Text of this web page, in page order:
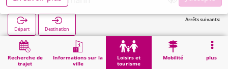
Recherche de
trajet
Informations sur la
ville
Loisirs et
tourisme
Mobilité plus
Départ Destination
Arrêts suivants:
Démarrage Loisirs et tourisme Inden, Indemann